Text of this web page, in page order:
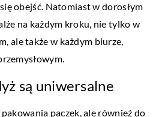
obejść. Natomiast w dorosłym
na każdym kroku, nie tylko w
ale także w każdym biurze,
są uniwersalne
paczek, ale również do